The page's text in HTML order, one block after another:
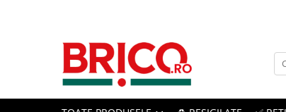
Toate Produsele